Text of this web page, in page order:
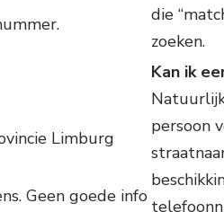
Limburg
Geen goede info
die
zoeken.
Kan ik
persoon